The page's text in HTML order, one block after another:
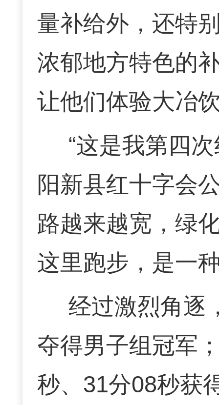
量补给外，还特
浓郁地方特色的
让他们体验大冶
“这是我第四
阳新县红十字会
路越来越宽，绿
这里跑步，是一
经过激烈角逐
夺得男子组冠军
秒、31分08秒获